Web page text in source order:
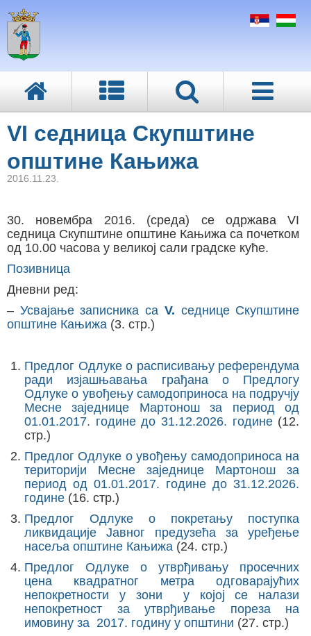
VI седница Скупштине
општине Кањижа
2016.11.23.
30. новембра 2016. (среда) се одржава VI
седница Скупштине општине Кањижа са почетком
од 10.00 часова у великој сали градске куће.
Позивница
Дневни ред:
– Усвајање записника са V. седнице Скупштине
општине Кањижа (3. стр.)
Предлог Одлуке о расписивању референдума
ради изјашњавања грађана о Предлогу
Одлуке о увођењу самодоприноса на подручју
Месне заједнице Мартонош за период од
01.01.2017. године до 31.12.2026. године (12.
стр.)
Предлог Одлуке о увођењу самодоприноса на
територији Месне заједнице Мартонош за
период од 01.01.2017. године до 31.12.2026.
године (16. стр.)
Предлог Одлуке о покретању поступка
ликвидације Јавног предузећа за уређење
насеља општине Кањижа (24. стр.)
Предлог Одлуке о утврђивању просечних
цена квадратног метра одговарајућих
непокретности у зони у којој се налази
непокретност за утврђивање пореза на
имовину за 2017. годину у општини (27. стр.)